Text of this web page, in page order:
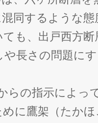
同するような
も、出戸西方
長さの問題に
らの指示によっ
に鷹架（たか